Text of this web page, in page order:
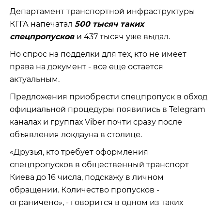
Департамент транспортной инфраструктуры
КГГА напечатал 500 тысяч таких
спецпропусков и 437 тысяч уже выдал.
Но спрос на подделки для тех, кто не имеет
права на документ - все еще остается
актуальным.
Предложения приобрести спецпропуск в обход
официальной процедуры появились в Telegram
каналах и группах Viber почти сразу после
объявления локдауна в столице.
«Друзья, кто требует оформления
спецпропусков в общественный транспорт
Киева до 16 числа, подскажу в личном
обращении. Количество пропусков -
ограничено», - говорится в одном из таких